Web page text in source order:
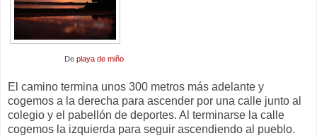
De playa de miño
El camino termina unos 300 metros más adelante y
cogemos a la derecha para ascender por una calle junto al
colegio y el pabellón de deportes. Al terminarse la calle
cogemos la izquierda para seguir ascendiendo al pueblo.